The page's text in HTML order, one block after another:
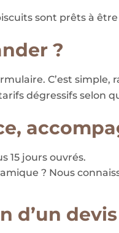
sont prêts à
?
C’est simple,
dégressifs selon
15 jours ouvrés.
? Nous
d’un